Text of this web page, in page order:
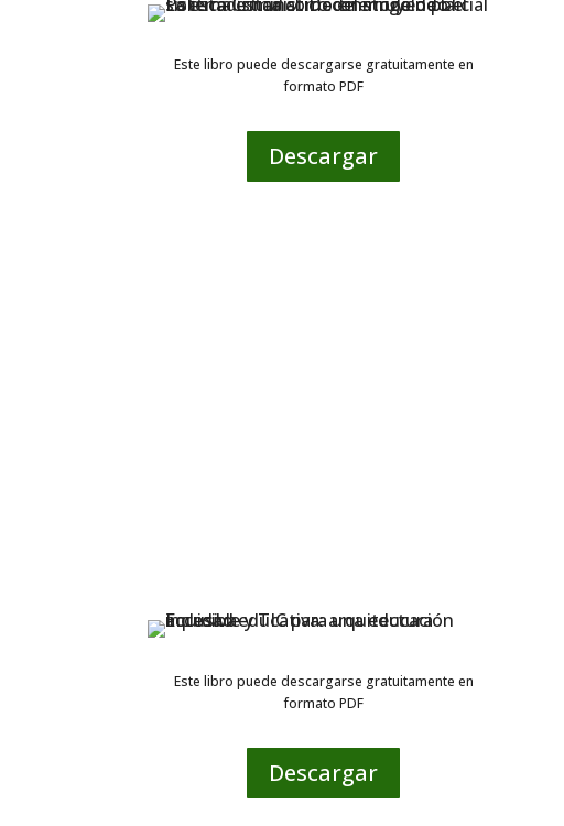
Este libro puede descargarse gratuitamente en
formato PDF
Descargar
Este libro puede descargarse gratuitamente en
formato PDF
Descargar